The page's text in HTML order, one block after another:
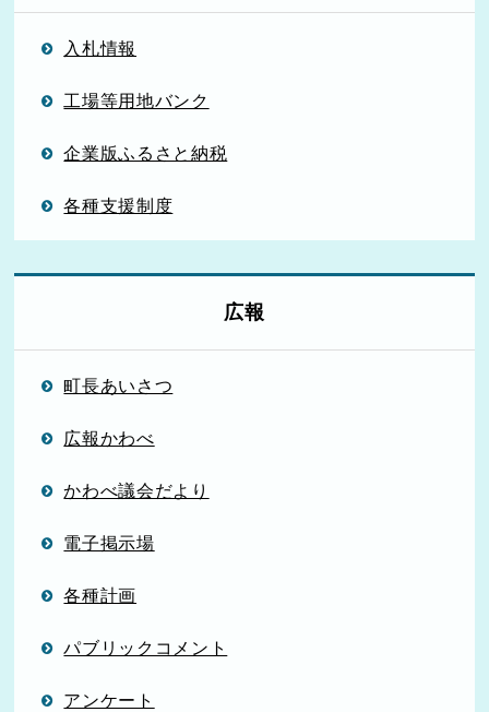
入札情報
工場等用地バンク
企業版ふるさと納税
各種支援制度
広報
町長あいさつ
広報かわべ
かわべ議会だより
電子掲示場
各種計画
パブリックコメント
アンケート